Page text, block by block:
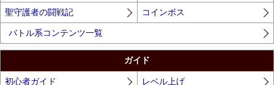
聖守護者の闘戦記 コインボス
バトル系コンテンツ一覧
ガイド
初心者ガイド レベル上げ